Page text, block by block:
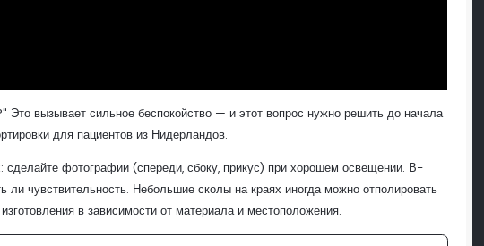
вызывает сильное беспокойство — и этот вопрос нужно решить до начала
для пациентов из Нидерландов.
фотографии (спереди, сбоку, прикус) при хорошем освещении. В-
чувствительность. Небольшие сколы на краях иногда можно отполировать
в зависимости от материала и местоположения.